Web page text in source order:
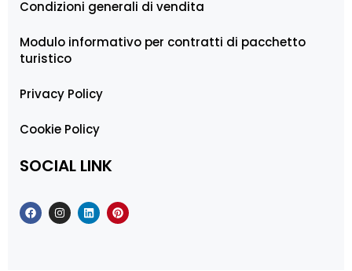
Condizioni generali di vendita
Modulo informativo per contratti di pacchetto
turistico
Privacy Policy
Cookie Policy
SOCIAL LINK